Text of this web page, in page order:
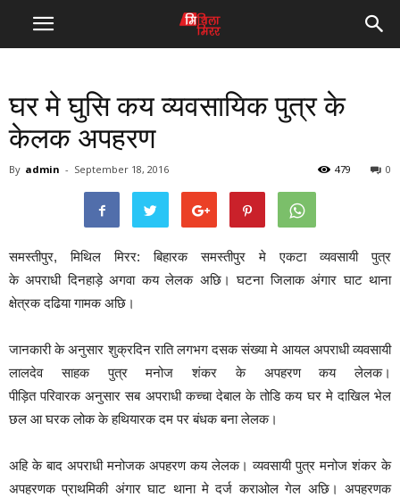
घर मे घुसि कय व्यवसायिक पुत्र के
केलक अपहरण
By admin - September 18, 2016 0
479
समस्तीपुर, मिथिल मिरर: बिहारक समस्तीपुर मे एकटा व्यवसायी पुत्र
के अपराधी दिनहाड़े अगवा कय लेलक अछि। घटना जिलाक अंगार घाट थाना
क्षेत्रक दढिया गामक अछि।
जानकारी के अनुसार शुक्रदिन राति लगभग दसक संख्या मे आयल अपराधी व्यवसायी
लालदेव साहक पुत्र मनोज शंकर के अपहरण कय लेलक।
पीड़ित परिवारक अनुसार सब अपराधी कच्चा देबाल के तोडि कय घर मे दाखिल भेल
छल आ घरक लोक के हथियारक दम पर बंधक बना लेलक।
अहि के बाद अपराधी मनोजक अपहरण कय लेलक। व्यवसायी पुत्र मनोज शंकर के
अपहरणक प्राथमिकी अंगार घाट थाना मे दर्ज कराओल गेल अछि। अपहरणक